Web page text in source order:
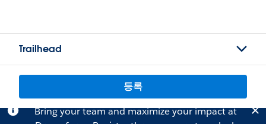
Trailhead
등록
Bring your team and maximize your impact at